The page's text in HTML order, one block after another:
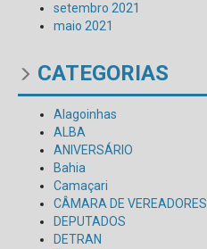
setembro 2021
maio 2021
CATEGORIAS
Alagoinhas
ALBA
ANIVERSÁRIO
Bahia
Camaçari
CÂMARA DE VEREADORES
DEPUTADOS
DETRAN